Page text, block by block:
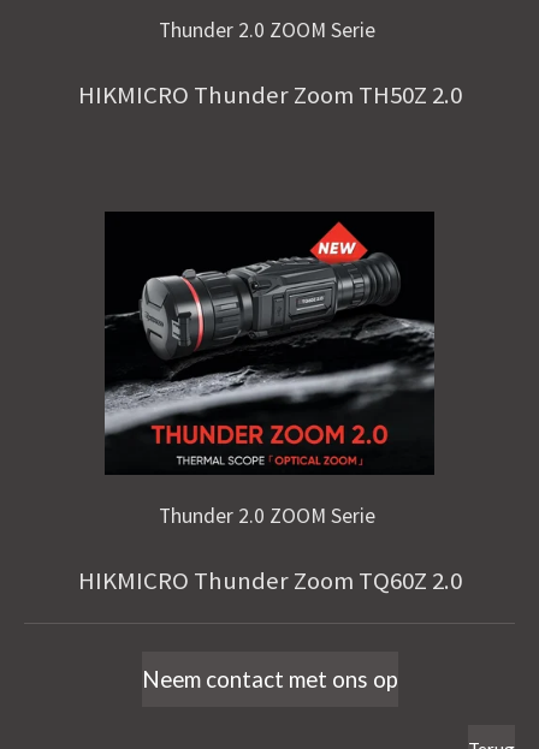
Thunder 2.0 ZOOM Serie
HIKMICRO Thunder Zoom TH50Z 2.0
Thunder 2.0 ZOOM Serie
HIKMICRO Thunder Zoom TQ60Z 2.0
Neem contact met ons op